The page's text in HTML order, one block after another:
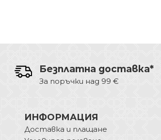
Безплатна доставка*
За поръчки над 99 €
ИНФОРМАЦИЯ
Доставка и плащане